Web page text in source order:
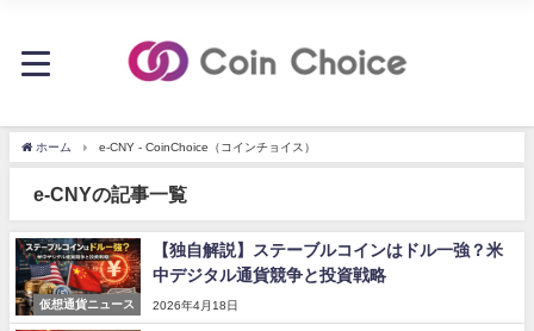
ホーム e-CNY - CoinChoice（コインチョイス）
e-CNYの記事一覧
仮想通貨ニュース
【独自解説】ステーブルコインはドル一強？米
中デジタル通貨競争と投資戦略
2026年4月18日